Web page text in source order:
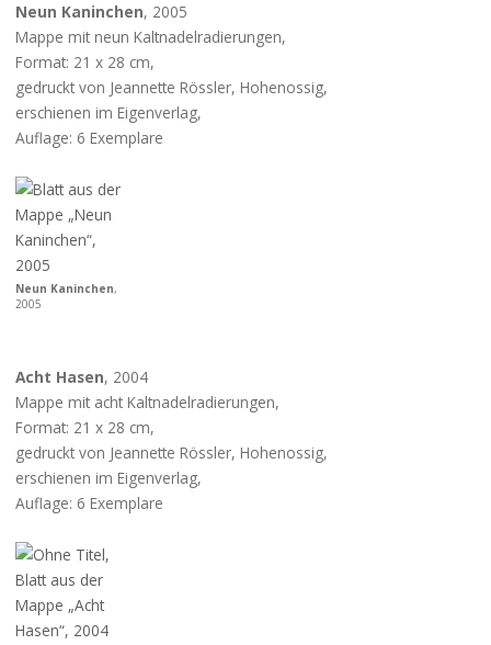
Neun Kaninchen, 2005
Mappe mit neun Kaltnadelradierungen,
Format: 21 x 28 cm,
gedruckt von Jeannette Rössler, Hohenossig,
erschienen im Eigenverlag,
Auflage: 6 Exemplare
Neun Kaninchen,
2005
Acht Hasen, 2004
Mappe mit acht Kaltnadelradierungen,
Format: 21 x 28 cm,
gedruckt von Jeannette Rössler, Hohenossig,
erschienen im Eigenverlag,
Auflage: 6 Exemplare